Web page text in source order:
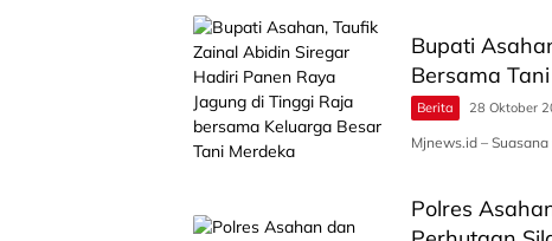
Bupati
Bersama
Berita 28 Oktober
Mjnews.id –
Polres